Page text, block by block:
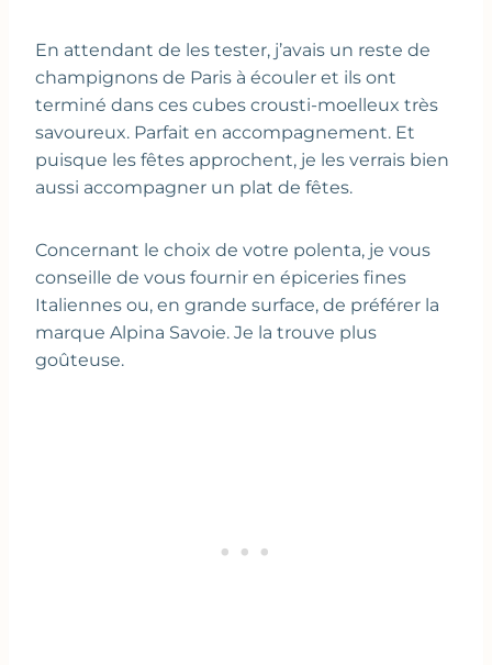
En attendant de les tester, j’avais un reste de
champignons de Paris à écouler et ils ont
terminé dans ces cubes crousti-moelleux très
savoureux. Parfait en accompagnement. Et
puisque les fêtes approchent, je les verrais bien
aussi accompagner un plat de fêtes.
Concernant le choix de votre polenta, je vous
conseille de vous fournir en épiceries fines
Italiennes ou, en grande surface, de préférer la
marque Alpina Savoie. Je la trouve plus
goûteuse.